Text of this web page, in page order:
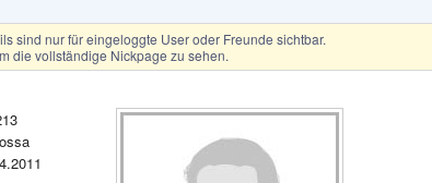
sind nur für eingeloggte User oder Freunde sichtbar.
die vollständige Nickpage zu sehen.